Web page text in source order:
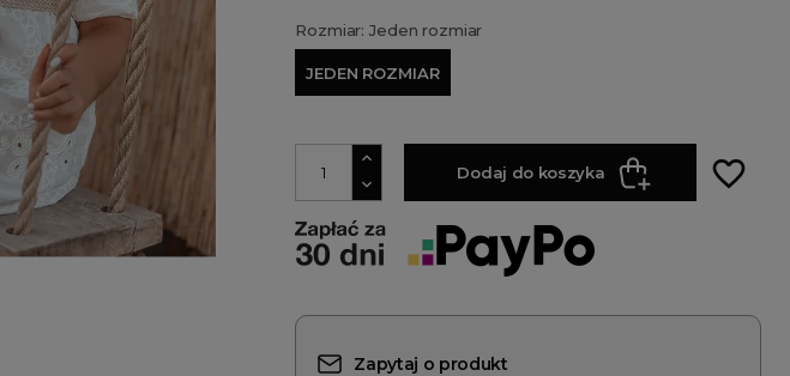
Rozmiar: Jeden rozmiar
JEDEN ROZMIAR
Dodaj do koszyka favorite_border
Zapytaj o produkt